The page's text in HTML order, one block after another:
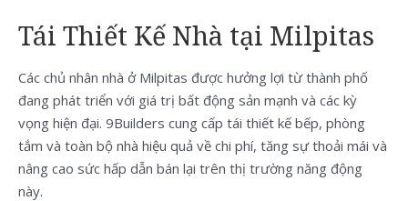
Tái Thiết Kế Nhà tại Milpitas
Các chủ nhân nhà ở Milpitas được hưởng lợi từ thành phố
đang phát triển với giá trị bất động sản mạnh và các kỳ
vọng hiện đại. 9Builders cung cấp tái thiết kế bếp, phòng
tắm và toàn bộ nhà hiệu quả về chi phí, tăng sự thoải mái và
nâng cao sức hấp dẫn bán lại trên thị trường năng động
này.